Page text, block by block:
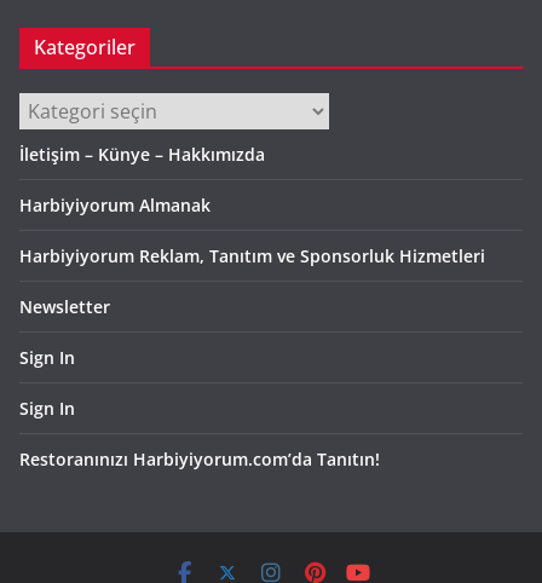
Kategoriler
Kategoriler
İletişim – Künye – Hakkımızda
Harbiyiyorum Almanak
Harbiyiyorum Reklam, Tanıtım ve Sponsorluk Hizmetleri
Newsletter
Sign In
Sign In
Restoranınızı Harbiyiyorum.com’da Tanıtın!